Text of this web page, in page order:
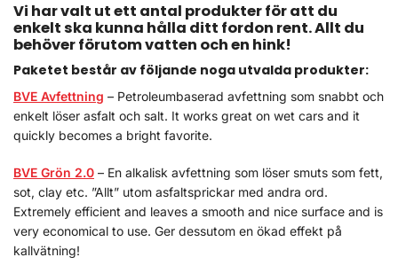
Vi har valt ut ett antal produkter för att du
enkelt ska kunna hålla ditt fordon rent.Allt du
behöver förutom vatten och en hink!
Paketet består av följande noga utvalda produkter:
BVE Avfettning – Petroleumbaserad avfettning som snabbt och
enkelt löser asfalt och salt. It works great on wet cars and it
quickly becomes a bright favorite.
BVE Grön 2.0 – En alkalisk avfettning som löser smuts som fett,
sot, clay etc. ”Allt” utom asfaltsprickar med andra ord.
Extremely efficient and leaves a smooth and nice surface and is
very economical to use. Ger dessutom en ökad effekt på
kallvätning!